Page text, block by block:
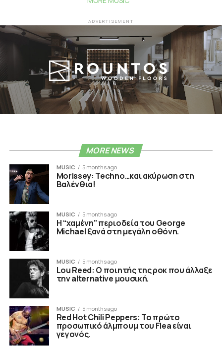
ADVERTISEMENT
MORE NEWS
MUSIC 5 months ago
Morissey: Techno…και ακύρωση στη
Βαλένθια!
MUSIC 5 months ago
Η “χαμένη” περιοδεία του George
Michael ξανά στη μεγάλη οθόνη.
MUSIC 5 months ago
Lou Reed: Ο ποιητής της ροκ που άλλαξε
την alternative μουσική.
MUSIC 5 months ago
Red Hot Chili Peppers: Το πρώτο
προσωπικό άλμπουμ του Flea είναι
γεγονός.